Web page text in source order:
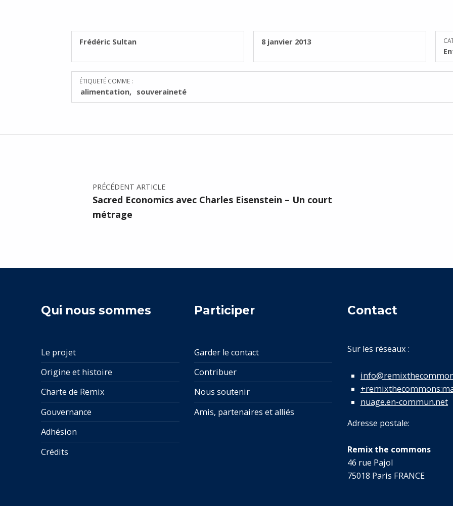
RÉDIGÉ PAR :
Frédéric Sultan PUBLIÉ SUR :
8 janvier 2013
ÉTIQUETÉ COMME :
alimentation souveraineté
Navigation de l’article
PRÉCÉDENT ARTICLE
Sacred Economics avec Charles Eisenstein – Un court
métrage
Qui nous sommes
Le projet
Origine et histoire
Charte de Remix
Gouvernance
Adhésion
Crédits
Participer
Garder le contact
Contribuer
Nous soutenir
Amis, partenaires et alliés
Contact
Sur les réseaux :
nuage.en-commun.net
Adresse postale:
Remix the commons
46 rue Pajol
75018 Paris FRANCE